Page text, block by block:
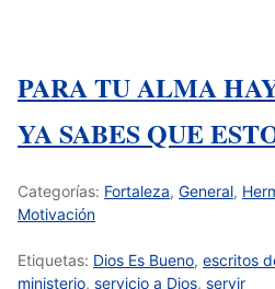
PARA TU ALMA
YA SABES QUE
Categorías: Fortaleza, General,
Motivación
Etiquetas: Dios Es Bueno, escritos
ministerio, servicio a Dios, servir